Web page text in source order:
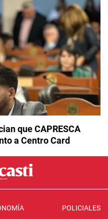
que CAPRESCA
a Centro Card
POLICIALES